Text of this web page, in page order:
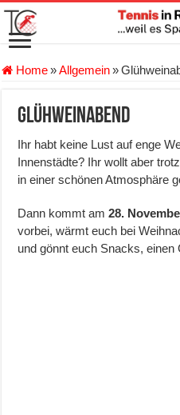
Home»Allgemein»
Glühweinabend
Ihr habt keine Lust auf enge
Innenstädte? Ihr wollt aber
in einer schönen Atmosphäre
Dann kommt am28.
vorbei, wärmt euch bei
und gönnt euch Snacks,